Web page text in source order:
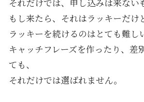
それだけでは、申し込みは来ない
もし来たら、それはラッキーだけ
ラッキーを続けるのはとても難し
キャッチフレーズを作ったり、差
ても、
それだけでは選ばれません。